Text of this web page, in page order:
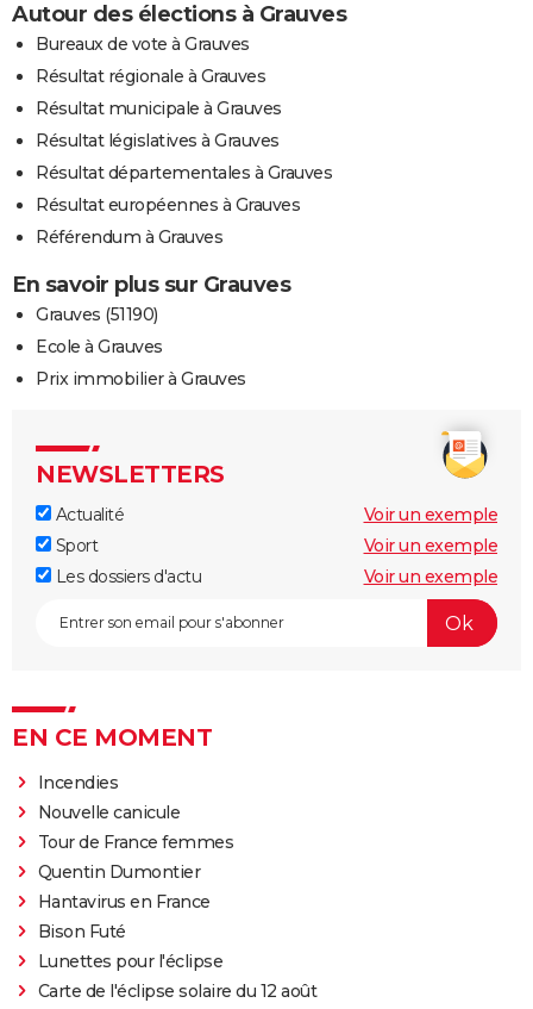
Autour des élections à Grauves
Bureaux de vote à Grauves
Résultat régionale à Grauves
Résultat municipale à Grauves
Résultat législatives à Grauves
Résultat départementales à Grauves
Résultat européennes à Grauves
Référendum à Grauves
En savoir plus sur Grauves
Grauves (51190)
Ecole à Grauves
Prix immobilier à Grauves
NEWSLETTERS
Actualité
Voir un exemple
Sport
Voir un exemple
Les dossiers d'actu
Voir un exemple
EN CE MOMENT
Incendies
Nouvelle canicule
Tour de France femmes
Quentin Dumontier
Hantavirus en France
Bison Futé
Lunettes pour l'éclipse
Carte de l'éclipse solaire du 12 août